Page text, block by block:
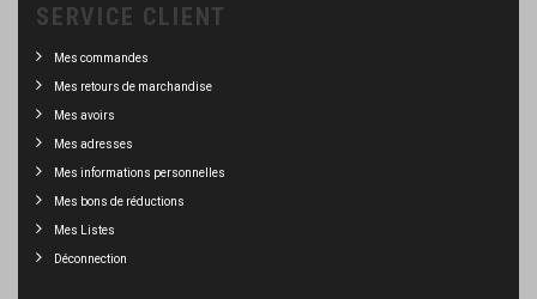
SERVICE CLIENT
Mes commandes
Mes retours de marchandise
Mes avoirs
Mes adresses
Mes informations personnelles
Mes bons de réductions
Mes Listes
Déconnection